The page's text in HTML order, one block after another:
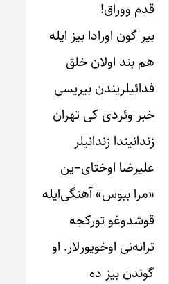
قدم ووراق!
بیر گون اورادا بیز ‌ایله
هم بند اولان خلق
فدائیلریندن بیریسی
خبر وئردی کی تهران
زندانیندا زندانیلر
علیرضا اوختای–‌ین
«مرا ببوس» آهنگی‌ایله
قوشدوغو تورکجه
ترانه‌نی اوخویورلار. او
گوندن بیز ده